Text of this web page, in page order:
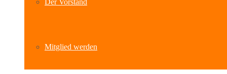
Der Vorstand
Mitglied werden